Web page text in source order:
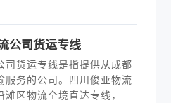
公司货运专线
司货运专线是指提供从成都
服务的公司。四川俊亚物流
区物流全境直达专线，